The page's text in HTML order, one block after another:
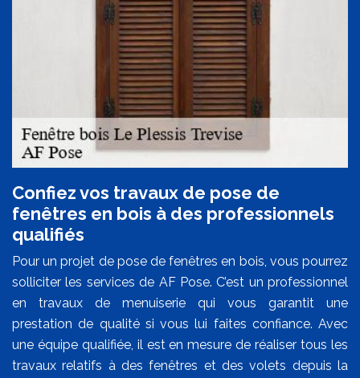
Confiez vos travaux de pose de
fenêtres en bois à des professionnels
qualifiés
Pour un projet de pose de fenêtres en bois, vous pourrez
solliciter les services de AF Pose. C’est un professionnel
en travaux de menuiserie qui vous garantit une
prestation de qualité si vous lui faites confiance. Avec
une équipe qualifiée, il est en mesure de réaliser tous les
travaux relatifs à des fenêtres et des volets depuis la